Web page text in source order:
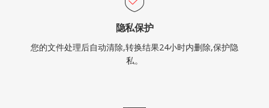
隐私保护
您的文件处理后自动清除,转换结果24小时内删除,保护隐
私。